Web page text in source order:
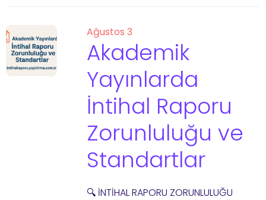
Ağustos 3
Akademik
Yayınlarda
İntihal Raporu
Zorunluluğu ve
Standartlar
🔍 İNTİHAL RAPORU ZORUNLULUĞU